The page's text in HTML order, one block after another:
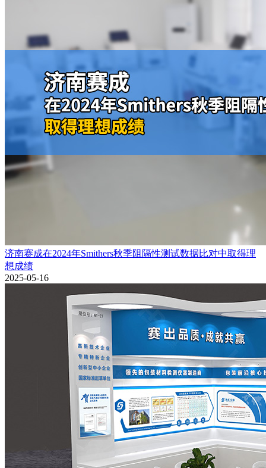
济南赛成在2024年Smithers秋季阻隔性测试数据比对中取得理
想成绩
2025-05-16